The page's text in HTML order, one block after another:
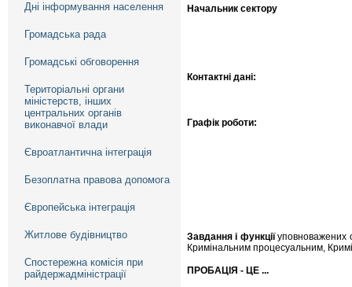
Дні інформування населення
Громадська рада
Громадські обговорення
Територіальні органи
міністерств, інших
центральних органів
виконавчої влади
Євроатлантична інтеграція
Безоплатна правова допомога
Європейська інтеграція
Житлове будівництво
Спостережна комісія при
райдержадміністрації
Начальник сектору
Контактні дані:
Графік роботи:
Завдання і функціїуповноважених
Кримінальним процесуальним,
ПРОБАЦІЯ - ЦЕ ...